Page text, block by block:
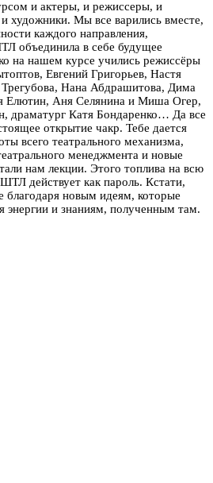
и актеры, и режиссеры, и
художники. Мы все варились вместе,
каждого направления,
объединила в себе будущее
на нашем курсе учились режиссёры
Евгений Григорьев, Настя
Нана Абдрашитова, Дима
Елютин, Аня Селянина и Миша Огер,
драматург Катя Бондаренко… Да все
открытие чакр. Тебе дается
всего театрального механизма,
менеджмента и новые
нам лекции. Этого топлива на всю
действует как пароль. Кстати,
благодаря новым идеям, которые
энергии и знаниям, полученным там.